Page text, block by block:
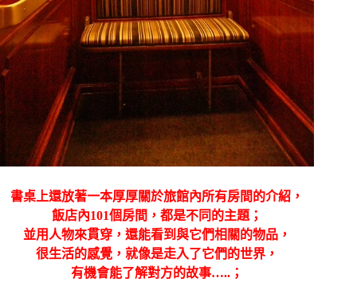
書桌上還放著一本厚厚關於旅館內所有房間的介紹，
飯店內101個房間，都是不同的主題；
並用人物來貫穿，還能看到與它們相關的物品，
很生活的感覺，就像是走入了它們的世界，
有機會能了解對方的故事…..；